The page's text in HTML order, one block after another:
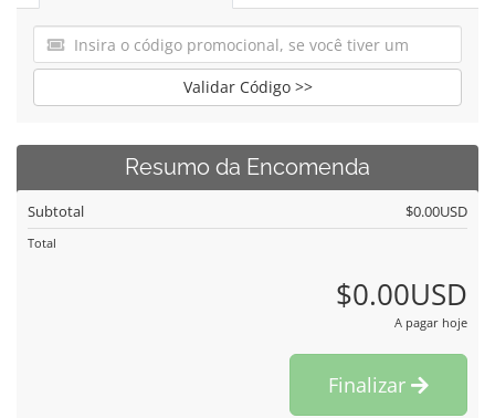
Validar Código >>
Resumo da Encomenda
Subtotal $0.00USD
Total
$0.00USD
A pagar hoje
Finalizar